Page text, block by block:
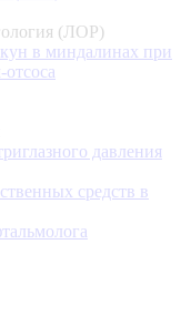
(ЛОР)
в миндалинах при
давления
средств в